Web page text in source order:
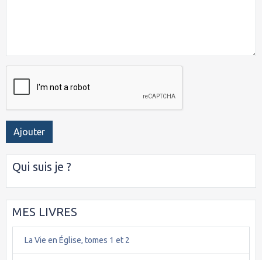
Ajouter
Qui suis je ?
MES LIVRES
La Vie en Église, tomes 1 et 2